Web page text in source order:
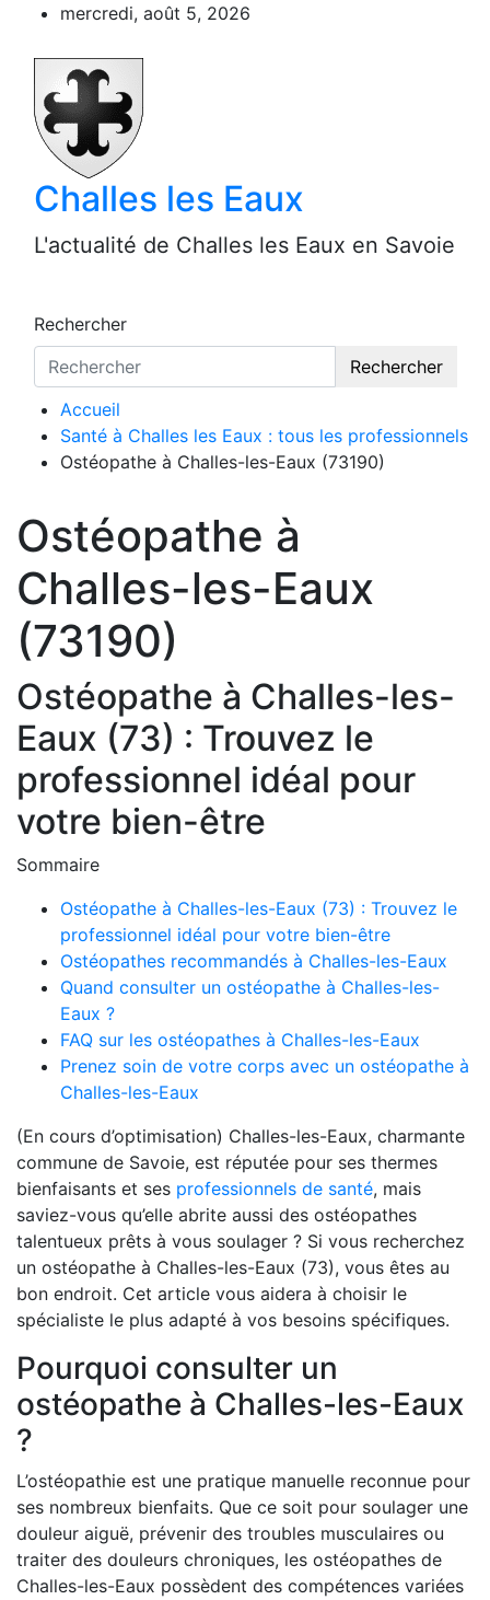
contenu
mercredi, août 5, 2026
Challes les Eaux
L'actualité de Challes les Eaux en Savoie
Rechercher
Rechercher
Accueil
Santé à Challes les Eaux : tous les professionnels
Ostéopathe à Challes-les-Eaux (73190)
Ostéopathe à
Challes-les-Eaux
(73190)
Ostéopathe à Challes-les-
Eaux (73) : Trouvez le
professionnel idéal pour
votre bien-être
Sommaire
Ostéopathe à Challes-les-Eaux (73) : Trouvez le
professionnel idéal pour votre bien-être
Ostéopathes recommandés à Challes-les-Eaux
Quand consulter un ostéopathe à Challes-les-
Eaux ?
FAQ sur les ostéopathes à Challes-les-Eaux
Prenez soin de votre corps avec un ostéopathe à
Challes-les-Eaux
(En cours d’optimisation) Challes-les-Eaux, charmante
commune de Savoie, est réputée pour ses thermes
bienfaisants et ses professionnels de santé, mais
saviez-vous qu’elle abrite aussi des ostéopathes
talentueux prêts à vous soulager ? Si vous recherchez
un ostéopathe à Challes-les-Eaux (73), vous êtes au
bon endroit. Cet article vous aidera à choisir le
spécialiste le plus adapté à vos besoins spécifiques.
Pourquoi consulter un
ostéopathe à Challes-les-Eaux
?
L’ostéopathie est une pratique manuelle reconnue pour
ses nombreux bienfaits. Que ce soit pour soulager une
douleur aiguë, prévenir des troubles musculaires ou
traiter des douleurs chroniques, les ostéopathes de
Challes-les-Eaux possèdent des compétences variées